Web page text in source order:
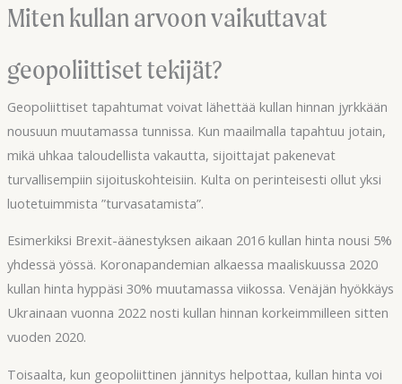
Miten kullan arvoon vaikuttavat
geopoliittiset tekijät?
Geopoliittiset tapahtumat voivat lähettää kullan hinnan jyrkkään
nousuun muutamassa tunnissa. Kun maailmalla tapahtuu jotain,
mikä uhkaa taloudellista vakautta, sijoittajat pakenevat
turvallisempiin sijoituskohteisiin. Kulta on perinteisesti ollut yksi
luotetuimmista ”turvasatamista”.
Esimerkiksi Brexit-äänestyksen aikaan 2016 kullan hinta nousi 5%
yhdessä yössä. Koronapandemian alkaessa maaliskuussa 2020
kullan hinta hyppäsi 30% muutamassa viikossa. Venäjän hyökkäys
Ukrainaan vuonna 2022 nosti kullan hinnan korkeimmilleen sitten
vuoden 2020.
Toisaalta, kun geopoliittinen jännitys helpottaa, kullan hinta voi